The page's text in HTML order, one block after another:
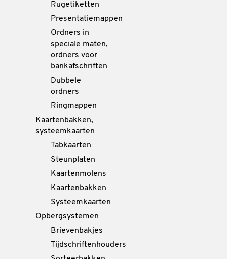
Rugetiketten
Presentatiemappen
Ordners in
speciale maten,
ordners voor
bankafschriften
Dubbele
ordners
Ringmappen
Kaartenbakken,
systeemkaarten
Tabkaarten
Steunplaten
Kaartenmolens
Kaartenbakken
Systeemkaarten
Opbergsystemen
Brievenbakjes
Tijdschriftenhouders